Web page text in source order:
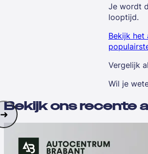
Je wordt
looptijd.
Bekijk het
Vergelijk
Wil je
Bekijk ons recente